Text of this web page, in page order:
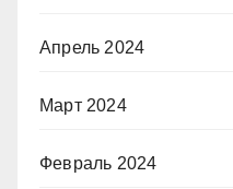
Апрель 2024
Март 2024
Февраль 2024